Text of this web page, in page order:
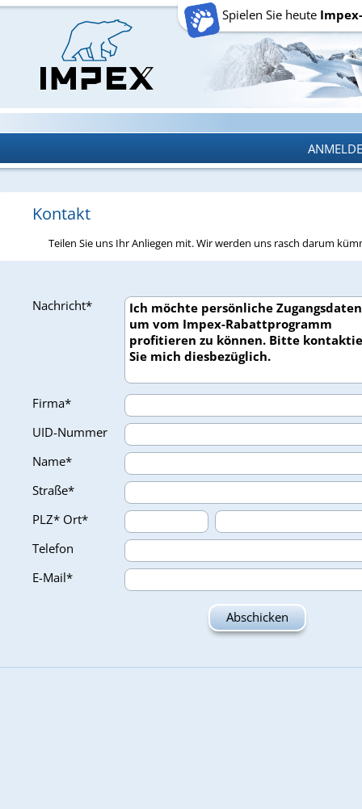
Spielen Sie heute
Kontakt
Teilen Sie uns Ihr Anliegen mit. Wir werden uns rasch darum
Nachricht*
Firma*
UID-Nummer
Name*
Straße*
PLZ* Ort*
Telefon
E-Mail*